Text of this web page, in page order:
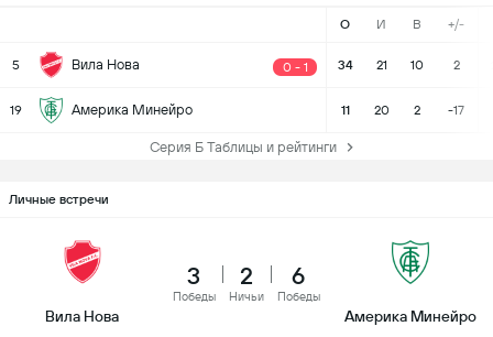
О И В +/-
5 Вила Нова 0 - 1 34 21 10 2
19 Америка Минейро 11 20 2 -17
Серия Б Таблицы и рейтинги
Личные встречи
Вила Нова
3
Победы
2
Ничьи
6
Победы
Америка Минейро